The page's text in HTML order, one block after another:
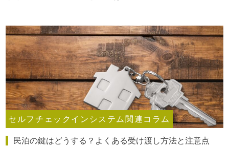
セルフチェックインシステム関連コラム
民泊の鍵はどうする？よくある受け渡し方法と注意点